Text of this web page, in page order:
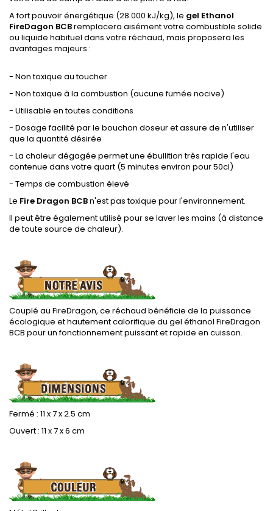
A fort pouvoir énergétique (28.000 kJ/kg), le gel Ethanol
FireDagon BCBremplacera aisément votre combustible solide
ou liquide habituel dans votre réchaud, mais proposera les
avantages majeurs :
- Non toxique au toucher
- Non toxique à la combustion (aucune fumée nocive)
- Utilisable en toutes conditions
- Dosage facilité par le bouchon doseur et assure de n'utiliser
que la quantité désirée
- La chaleur dégagée permet une ébullition très rapide l'eau
contenue dans votre quart (5 minutes environ pour 50cl)
- Temps de combustion élevé
Le Fire Dragon BCBn'est pas toxique pour l'environnement.
Il peut être également utilisé pour se laver les mains (à distance
de toute source de chaleur).
.
Couplé au FireDragon, ce réchaud bénéficie de la puissance
écologique et hautement calorifique du gel éthanol FireDragon
BCB pour un fonctionnement puissant et rapide en cuisson.
.
Fermé : 11 x 7 x 2.5 cm
Ouvert : 11 x 7 x 6 cm
.